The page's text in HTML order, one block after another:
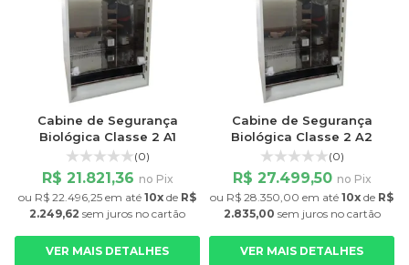
Cabine de Segurança
Biológica Classe 2 A1
(0)
R$ 21.821,36 no Pix
ou R$ 22.496,25 em até 10x de R$
2.249,62 sem juros no cartão
VER MAIS DETALHES
Cabine de Segurança
Biológica Classe 2 A2
(0)
R$ 27.499,50 no Pix
ou R$ 28.350,00 em até 10x de R$
2.835,00 sem jurosno cartão
VER MAIS DETALHES